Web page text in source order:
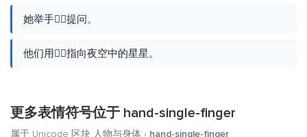
她举手👆🏿提问。
他们用👆🏿指向夜空中的星星。
更多表情符号位于 hand-single-finger
属于 Unicode 区块 人物与身体 › hand-single-finger